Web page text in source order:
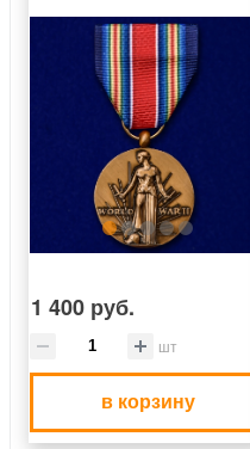
1 400 руб.
шт
в корзину